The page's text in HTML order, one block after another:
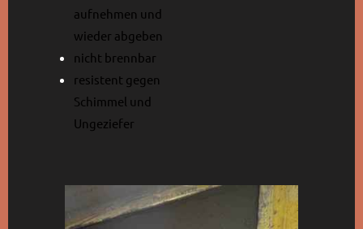
aufnehmen und
wieder abgeben
nicht brennbar
resistent gegen
Schimmel und
Ungeziefer